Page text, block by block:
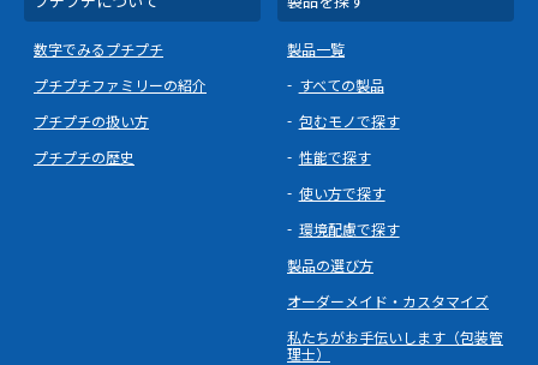
数字でみるプチプチ
プチプチファミリーの紹介
プチプチの扱い方
プチプチの歴史
製品一覧
すべての製品
包むモノで探す
性能で探す
使い方で探す
環境配慮で探す
製品の選び方
オーダーメイド・カスタマイズ
私たちがお手伝いします（包装管
理士）